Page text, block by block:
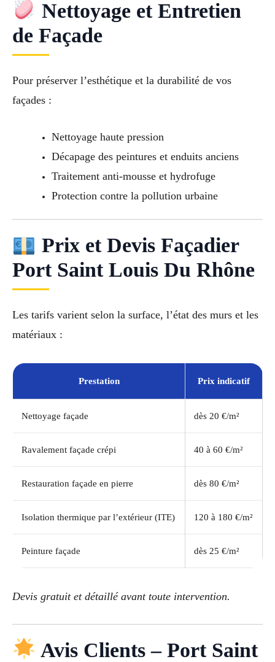
Nettoyage et Entretien
de Façade
Pour préserver l’esthétique et la durabilité de vos
façades :
Nettoyage haute pression
Décapage des peintures et enduits anciens
Traitement anti-mousse et hydrofuge
Protection contre la pollution urbaine
Prix et Devis Façadier
Port Saint Louis Du Rhône
Les tarifs varient selon la surface, l’état des murs et les
matériaux :
Prestation Prix indicatif
Nettoyage façade dès 20 €/m²
Ravalement façade crépi 40 à 60 €/m²
Restauration façade en pierre dès 80 €/m²
Isolation thermique par l’extérieur (ITE) 120 à 180 €/m²
Peinture façade dès 25 €/m²
Devis gratuit et détaillé avant toute intervention.
Avis Clients – Port Saint